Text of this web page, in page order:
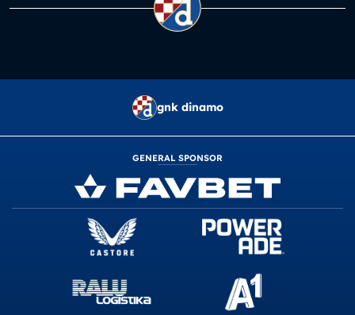
gnk dinamo
GENERAL SPONSOR